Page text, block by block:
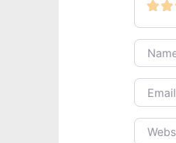
Name
Email
Website